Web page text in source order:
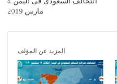
مارس 2019
المزيد عن المؤلف